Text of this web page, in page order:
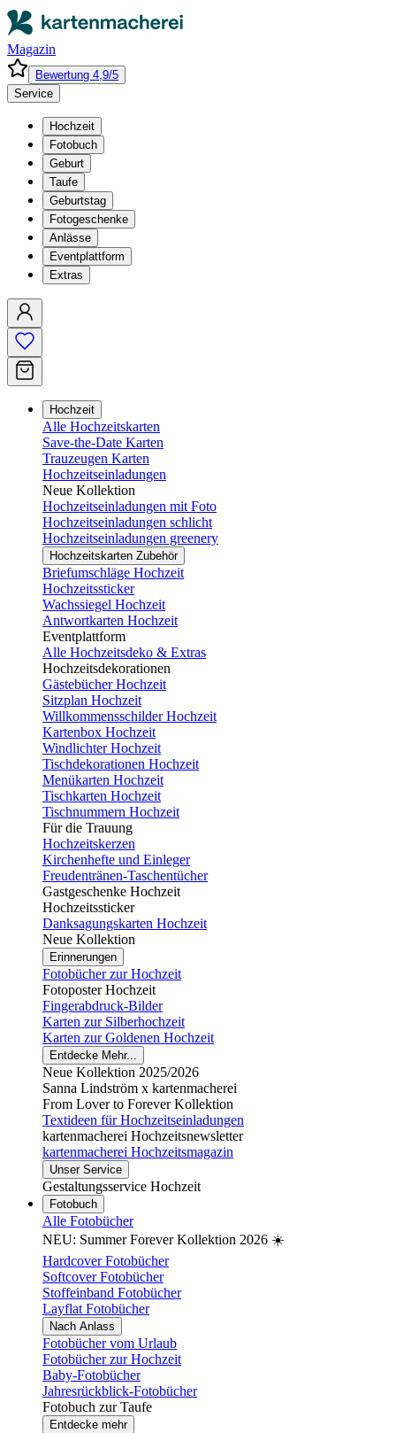
Magazin
Bewertung 4,9/5
Service
Hochzeit
Fotobuch
Geburt
Taufe
Geburtstag
Fotogeschenke
Anlässe
Eventplattform
Extras
Hochzeit
Alle Hochzeitskarten
Save-the-Date Karten
Trauzeugen Karten
Hochzeitseinladungen
Neue Kollektion
Hochzeitseinladungen mit Foto
Hochzeitseinladungen schlicht
Hochzeitseinladungen greenery
Hochzeitskarten Zubehör
Briefumschläge Hochzeit
Hochzeitssticker
Wachssiegel Hochzeit
Antwortkarten Hochzeit
Eventplattform
Alle Hochzeitsdeko & Extras
Hochzeitsdekorationen
Gästebücher Hochzeit
Sitzplan Hochzeit
Willkommensschilder Hochzeit
Kartenbox Hochzeit
Windlichter Hochzeit
Tischdekorationen Hochzeit
Menükarten Hochzeit
Tischkarten Hochzeit
Tischnummern Hochzeit
Für die Trauung
Hochzeitskerzen
Kirchenhefte und Einleger
Freudentränen-Taschentücher
Gastgeschenke Hochzeit
Hochzeitssticker
Danksagungskarten Hochzeit
Neue Kollektion
Erinnerungen
Fotobücher zur Hochzeit
Fotoposter Hochzeit
Fingerabdruck-Bilder
Karten zur Silberhochzeit
Karten zur Goldenen Hochzeit
Entdecke Mehr...
Neue Kollektion 2025/2026
Sanna Lindström x kartenmacherei
From Lover to Forever Kollektion
Textideen für Hochzeitseinladungen
kartenmacherei Hochzeitsnewsletter
kartenmacherei Hochzeitsmagazin
Unser Service
Gestaltungsservice Hochzeit
Fotobuch
Alle Fotobücher
NEU: Summer Forever Kollektion 2026 ☀️
Hardcover Fotobücher
Softcover Fotobücher
Stoffeinband Fotobücher
Layflat Fotobücher
Nach Anlass
Fotobücher vom Urlaub
Fotobücher zur Hochzeit
Baby-Fotobücher
Jahresrückblick-Fotobücher
Fotobuch zur Taufe
Entdecke mehr